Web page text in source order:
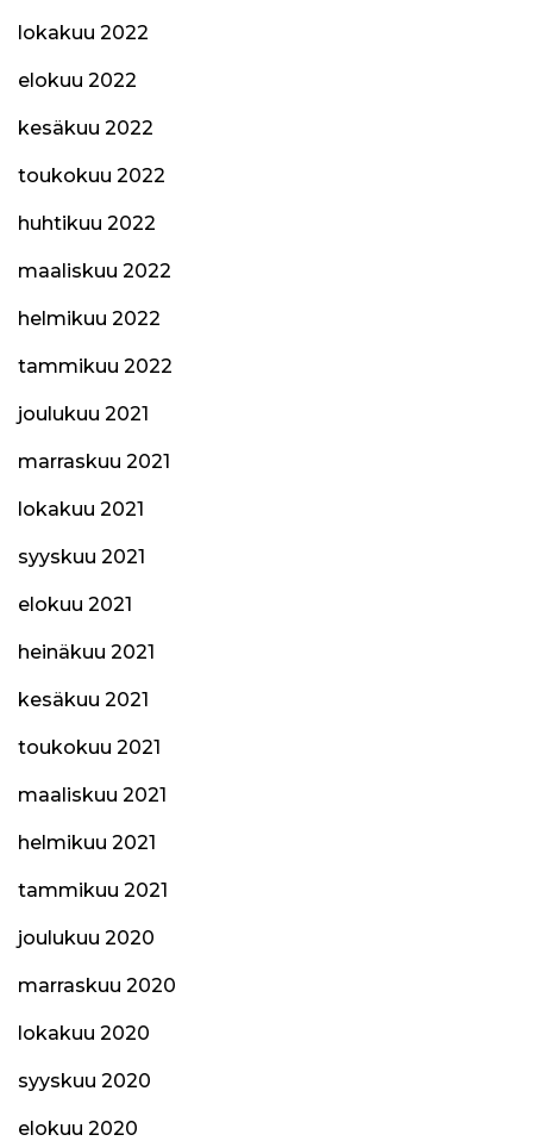
lokakuu 2022
elokuu 2022
kesäkuu 2022
toukokuu 2022
huhtikuu 2022
maaliskuu 2022
helmikuu 2022
tammikuu 2022
joulukuu 2021
marraskuu 2021
lokakuu 2021
syyskuu 2021
elokuu 2021
heinäkuu 2021
kesäkuu 2021
toukokuu 2021
maaliskuu 2021
helmikuu 2021
tammikuu 2021
joulukuu 2020
marraskuu 2020
lokakuu 2020
syyskuu 2020
elokuu 2020